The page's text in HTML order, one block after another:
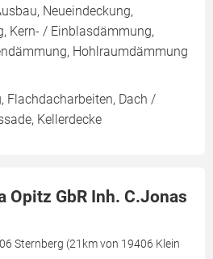
Neueindeckung,
Kern- / Einblasdämmung,
Hohlraumdämmung
Flachdacharbeiten, Dach /
Kellerdecke
Opitz GbR Inh. C.Jonas
Sternberg (21km von 19406 Klein